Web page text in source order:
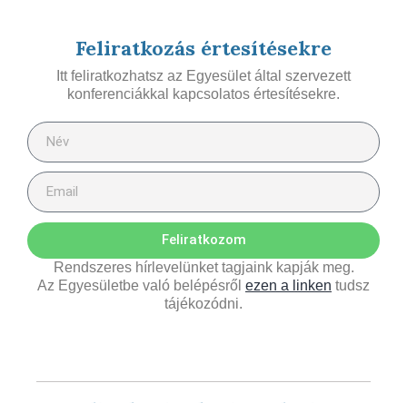
Feliratkozás értesítésekre
Itt feliratkozhatsz az Egyesület által szervezett
konferenciákkal kapcsolatos értesítésekre.
Feliratkozom
Rendszeres hírlevelünket tagjaink kapják meg.
Az Egyesületbe való belépésről ezen a linken tudsz
tájékozódni.